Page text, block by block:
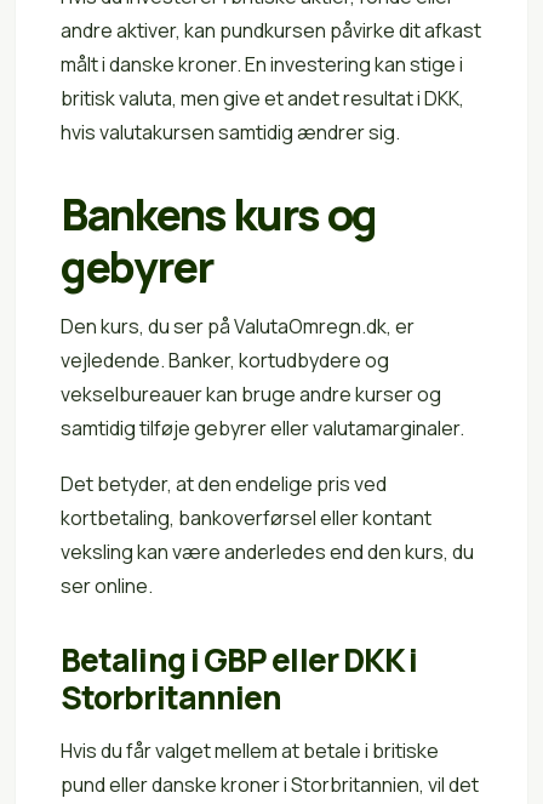
andre aktiver, kan pundkursen påvirke dit afkast
målt i danske kroner. En investering kan stige i
britisk valuta, men give et andet resultat i DKK,
hvis valutakursen samtidig ændrer sig.
Bankens kurs og
gebyrer
Den kurs, du ser på ValutaOmregn.dk, er
vejledende. Banker, kortudbydere og
vekselbureauer kan bruge andre kurser og
samtidig tilføje gebyrer eller valutamarginaler.
Det betyder, at den endelige pris ved
kortbetaling, bankoverførsel eller kontant
veksling kan være anderledes end den kurs, du
ser online.
Betaling i GBP eller DKK i
Storbritannien
Hvis du får valget mellem at betale i britiske
pund eller danske kroner i Storbritannien, vil det